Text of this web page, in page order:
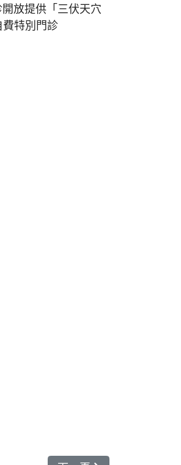
放提供「三伏天穴
特別門診